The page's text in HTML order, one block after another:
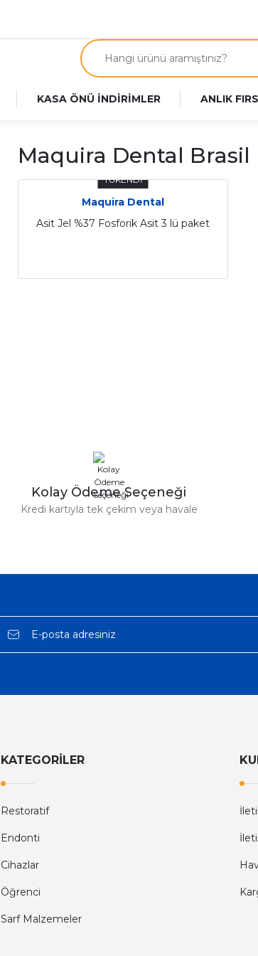
KASA ÖNÜ İNDİRİMLER ANLIK
Maquira Dental Brasil
TÜKENDİ
Maquira Dental
Asit Jel %37 Fosforik Asit 3 lü paket
Kolay Ödeme Seçeneği
Kredi kartıyla tek çekim veya havale
KATEGORİLER
Restoratif
Endonti
Cihazlar
Öğrenci
Sarf Malzemeler